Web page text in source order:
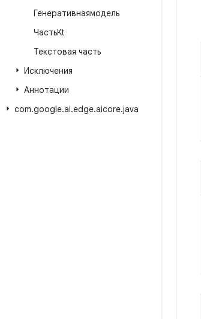
Генеративнаямодель
ЧастьKt
Текстовая часть
Исключения
Аннотации
com.google.ai.edge.aicore.java